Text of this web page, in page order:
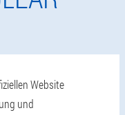
Website
und